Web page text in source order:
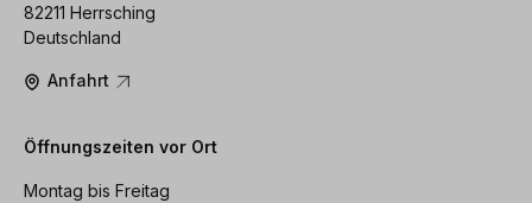
82211 Herrsching
Deutschland
Anfahrt
Öffnungszeiten vor Ort
Montag bis Freitag